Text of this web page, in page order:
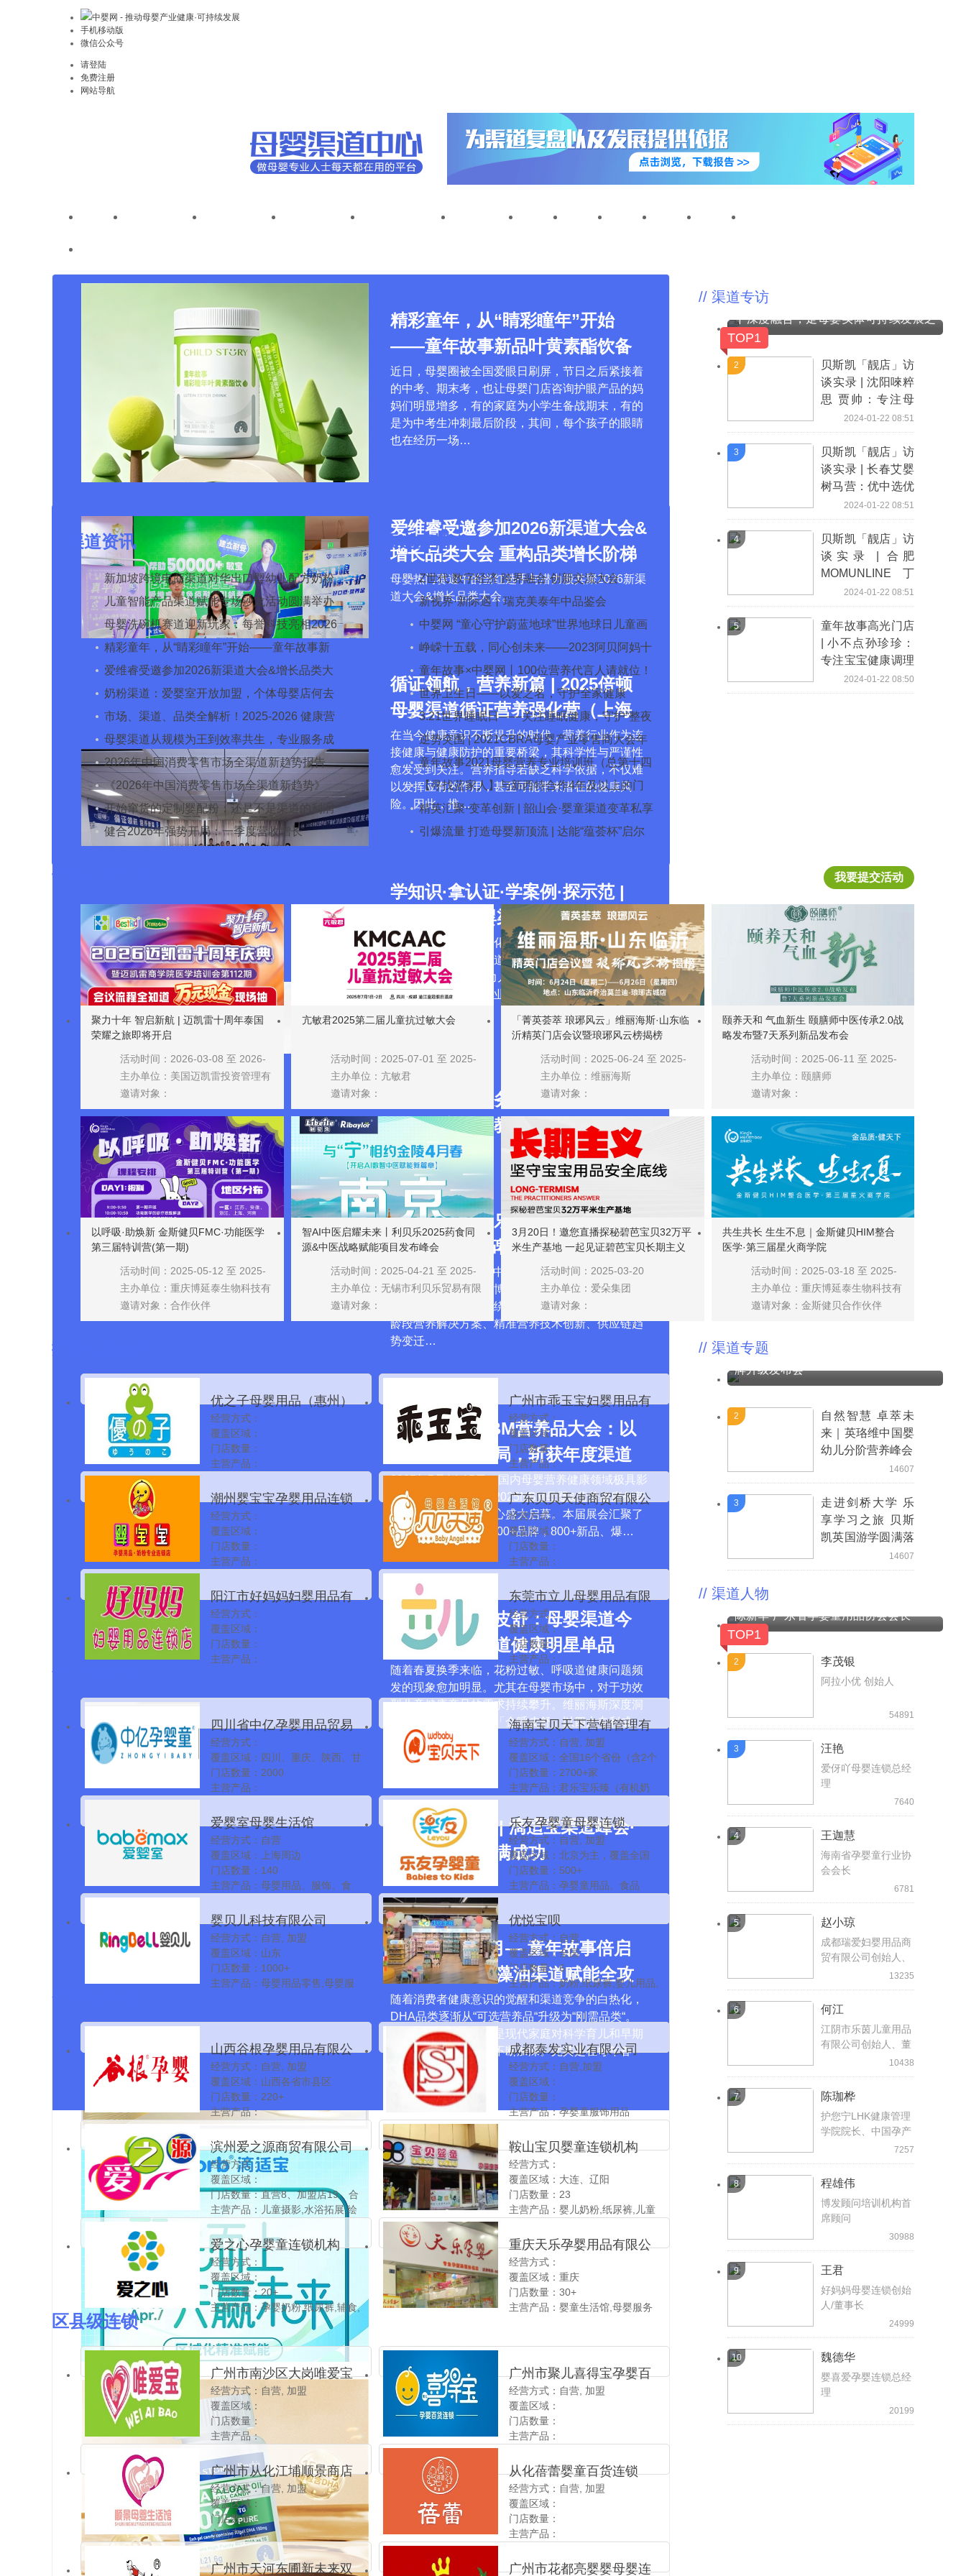
中婴网 - 推动母婴产业健康·可持续发展
手机移动版
微信公众号
请登陆
免费注册
网站导航
首页 全国性连锁 省地级连锁 区县级连锁 进口母婴连锁 母婴单店 资讯 专访 人物 专题 直播
精彩童年，从“睛彩瞳年”开始
——童年故事新品叶黄素酯饮备
受母婴渠道关注
近日，母婴圈被全国爱眼日刷屏，节日之后紧接着
的中考、期末考，也让母婴门店咨询护眼产品的妈
妈们明显增多，有的家庭为小学生备战期末，有的
是为中考生冲刺最后阶段，其间，每个孩子的眼睛
也在经历一场…
爱维睿受邀参加2026新渠道大会&
增长品类大会 重构品类增长阶梯
母婴热门赛道中的当红选手与潜力股共聚2026新渠
道大会&增长品类大会。
循证领航，营养新篇 | 2025倍顿
母婴渠道循证营养强化营（上海
站）圆满收官！
在当今健康意识不断提升的时代，营养行业作为连
接健康与健康防护的重要桥梁，其科学性与严谨性
愈发受到关注。营养指导若缺乏科学依据，不仅难
以发挥应有的作用，甚至可能带来潜在的健康风
险。因此，推…
学知识·拿认证·学案例·探示范 |
2025倍顿母婴渠道循证营养强化
营·上海站
倍顿循证营养学术强化训练营是倍顿循证营养高级
研修班，作为倍顿渠道赋能的重要项目之一，始终
秉持“循证营养，助力儿童健康成长“的理念，致力
于促进渠道伙伴的专业成长，和渠道伙伴共赢合
打造差异化服务壁垒 | 滴适宝渠道
峰会暨宁志伟教授全国巡讲研讨
会·郑州站圆满成功！
双奖加冕！纽乐曼斩获年度产品
力奖&渠道口碑奖，实力亮相第八
届中国营养品大会
2025年5月14日，由中童传媒主办的第八届中国营
养品大会在杭州国际博览中心盛大启幕。此次大会
由中童传媒举办，围绕“新边界“为主题，覆盖全年
龄段营养解决方案、精准营养技术创新、供应链趋
势变迁…
趣谛安首秀NBM营养品大会：以
颜值与实力破局，斩获年度渠道
口碑奖
2025年5月14-15日，国内母婴营养健康领域极具影
响力的行业盛会——2025NBM母婴&营养健康创新
展在杭州国际博览中心盛大启幕。本届展会汇聚了
20+热门细分品类、300+品牌，800+新品、爆…
维丽海斯金呼皮舒：母婴渠道今
夏必选的呼吸道健康明星单品
随着春夏换季来临，花粉过敏、呼吸道健康问题频
发的现象愈加明显。尤其在母婴市场中，对于功效
型儿童健康产品的需求持续攀升。维丽海斯深度洞
察市场痛点，升级版「金呼皮舒」以四大专利成
分、高含量…
共绘增长蓝图 | 滴适宝渠道峰会·
南昌站取得圆满成功
4月DHA爆品月— 童年故事倍启
智高纯度DHA藻油渠道赋能全攻
略
随着消费者健康意识的觉醒和渠道竞争的白热化，
DHA品类逐渐从“可选营养品“升级为“刚需品类“。
这种转变背后反映的是现代家庭对科学育儿和早期
智力开发重视程度的不断加深。尤其是在每年春
季，当…
渠道资讯
新加坡跨境电商渠道对华出口婴幼儿配方奶粉
新增官方健康证书通关要求
儿童智能产品渠道赋能专场沙龙活动圆满举办
母婴洗碗机赛道迎新玩家：每誉科技亮相2026
CBME释放首批渠道红利！
精彩童年，从“睛彩瞳年”开始——童年故事新
品叶黄素酯饮备受母婴渠道关注
爱维睿受邀参加2026新渠道大会&增长品类大
会 重构品类增长阶梯
奶粉渠道：爱婴室开放加盟，个体母婴店何去
何从？
市场、渠道、品类全解析！2025-2026 健康营
养行业品牌渠道发展洞察
母婴渠道从规模为王到效率共生，专业服务成
胜负手
2026年中国消费零售市场全渠道新趋势报告
《2026年中国消费零售市场全渠道新趋势》
开始窜货的定制婴配粉：还是不是渠道的利润
港湾？
健合2026年强势开局：一季度营收增长
渠道直播
Z世代 数字经济 跨界融合 创新交流大会
新视界·新际遇丨瑞克美泰年中品鉴会
中婴网 “童心守护蔚蓝地球”世界地球日儿童画
主题活动
峥嵘十五载，同心创未来——2023阿贝阿妈十
五周年庆典
童年故事×中婴网丨100位营养代言人请就位！
晒营养好物，赢豪华大奖！
世界卫生日——以爱之名，守护全家健康
3.21世界睡眠日——关注睡眠健康，守护“整夜
好眠”
逆势突围 | 2021CBRA母婴产业零售商大会年
会
童年故事2021母婴营养专业培训班（总第十四
期）即将开启
【寻找蓝家人】与新西特合作4年及以上的门
店看过来！！！
精英汇聚·变革创新 | 韶山会·婴童渠道变革私享
会
引爆流量 打造母婴新顶流 | 达能“蕴荟杯”启尔
// 渠道专访
对话谷根孕婴创始人李志恒：将线上线
下深度融合，走母婴实体可持续发展之
路
TOP1
2
贝斯凯「靓店」访
谈实录 | 沈阳唻粹
思 贾帅：专注母
婴健康管理 专业
凝聚家庭信赖
2024-01-22 08:51
3
贝斯凯「靓店」访
谈实录 | 长春艾婴
树马营：优中选优
为年轻父母营造宝
藏阵地
2024-01-22 08:51
4
贝斯凯「靓店」访
谈实录 | 合肥
MOMUNLINE丁
杰：前发力-轻奢
精品 后发力-生活
方式
2024-01-22 08:51
5
童年故事高光门店
| 小不点孙珍珍：
专注宝宝健康调理
营养相乘正当时
2024-01-22 08:50
我要提交活动
母婴品牌活动
聚力十年 智启新航 | 迈凯雷十周年泰国
荣耀之旅即将开启
活动时间：2026-03-08 至 2026-
03-13
主办单位：美国迈凯雷投资管理有
限公司
邀请对象：
亢敏君2025第二届儿童抗过敏大会
活动时间：2025-07-01 至 2025-
07-02
主办单位：亢敏君
邀请对象：
「菁英荟萃 琅琊风云」维丽海斯·山东临
沂精英门店会议暨琅琊风云榜揭榜
活动时间：2025-06-24 至 2025-
06-26
主办单位：维丽海斯
邀请对象：
颐养天和 气血新生 颐膳师中医传承2.0战
略发布暨7天系列新品发布会
活动时间：2025-06-11 至 2025-
06-13
主办单位：颐膳师
邀请对象：
以呼吸·助焕新 金斯健贝FMC·功能医学
第三届特训营(第一期)
活动时间：2025-05-12 至 2025-
05-30
主办单位：重庆博延泰生物科技有
限公司
邀请对象：合作伙伴
智AI中医启耀未来丨利贝乐2025药食同
源&中医战略赋能项目发布峰会
活动时间：2025-04-21 至 2025-
04-24
主办单位：无锡市利贝乐贸易有限
公司
邀请对象：
3月20日！邀您直播探秘碧芭宝贝32万平
米生产基地 一起见证碧芭宝贝长期主义
活动时间：2025-03-20
主办单位：爱朵集团
邀请对象：
共生共长 生生不息｜金斯健贝HIM整合
医学·第三届星火商学院
活动时间：2025-03-18 至 2025-
03-20
主办单位：重庆博延泰生物科技有
限公司（金斯健贝）
邀请对象：金斯健贝合作伙伴
推荐母婴连锁
优之子母婴用品（惠州）
有限公司
经营方式：
覆盖区域：
门店数量：
主营产品：
广州市乖玉宝妇婴用品有
限公司
经营方式：
覆盖区域：
门店数量：
主营产品：
潮州婴宝宝孕婴用品连锁
经营方式：
覆盖区域：
门店数量：
主营产品：
广东贝贝天使商贸有限公
司
经营方式：
覆盖区域：
门店数量：
主营产品：
阳江市好妈妈妇婴用品有
限公司
经营方式：
覆盖区域：
门店数量：
主营产品：
东莞市立儿母婴用品有限
公司
经营方式：
覆盖区域：
门店数量：
主营产品：
全国性连锁
四川省中亿孕婴用品贸易
有限责任公司
经营方式：
覆盖区域：四川、重庆、陕西、甘
肃、西藏、青海、宁夏
门店数量：2000
主营产品：
海南宝贝天下营销管理有
限公司
经营方式：自营, 加盟
覆盖区域：全国16个省份（含2个
直辖市）
门店数量：2700+家
主营产品：君乐宝乐臻（有机奶
（A2奶源）、君乐宝小小鲁班诠维
爱未来、高培1871牧场、澳药袋
鼠蓝蓝、德佑天下联名礼盒
爱婴室母婴生活馆
经营方式：自营
覆盖区域：上海周边
门店数量：140
主营产品：母婴用品、服饰、食
乐友孕婴童母婴连锁
经营方式：自营, 加盟
覆盖区域：北京为主，覆盖全国
门店数量：500+
主营产品：孕婴童用品、食品
婴贝儿科技有限公司
经营方式：自营, 加盟
覆盖区域：山东
门店数量：1000+
主营产品：母婴用品零售,母婴服
优悦宝呗
经营方式：自营
覆盖区域：全国
门店数量：6
主营产品：奶粉,纸尿裤,婴儿用品,
辅食等
省地级连锁
山西谷根孕婴用品有限公
司
经营方式：自营, 加盟
覆盖区域：山西各省市县区
门店数量：220+
主营产品：
成都泰发实业有限公司
经营方式：自营,加盟
覆盖区域：
门店数量：
主营产品：孕婴童服饰用品
滨州爱之源商贸有限公司
经营方式：
覆盖区域：
门店数量：直营8、加盟店19、合
作店120+
主营产品：儿童摄影,水浴拓展,绘
本馆,儿童书店,女性健康护理
鞍山宝贝婴童连锁机构
经营方式：
覆盖区域：大连、辽阳
门店数量：23
主营产品：婴儿奶粉,纸尿裤,儿童
爱之心孕婴童连锁机构
经营方式：
覆盖区域：
门店数量：20+
主营产品：孕婴奶粉,纸尿裤,辅食,
营养品,玩具,孕婴服饰,车床,孕婴用
品,纪念品,游泳洗澡SPA ,产后恢
复，小儿推拿
重庆天乐孕婴用品有限公
司
经营方式：
覆盖区域：重庆
门店数量：30+
主营产品：婴童生活馆,母婴服务
及游泳馆
区县级连锁
广州市南沙区大岗唯爱宝
婴儿用品店/广州南沙唯爱
宝母婴连锁
经营方式：自营, 加盟
覆盖区域：
门店数量：
主营产品：
广州市聚儿喜得宝孕婴百
货连锁
经营方式：自营, 加盟
覆盖区域：
门店数量：
主营产品：
广州市从化江埔顺景商店
（顺景母婴）
经营方式：自营, 加盟
覆盖区域：
门店数量：
主营产品：
从化蓓蕾婴童百货连锁
经营方式：自营, 加盟
覆盖区域：
门店数量：
主营产品：
广州市天河东圃新未来双 广州市花都亮婴婴母婴连
// 渠道专题
秉初心 励新程 熠未来 | 菲洛维战略暨品
牌升级发布会
2
自然智慧 卓萃未
来｜英珞维中国婴
幼儿分阶营养峰会
14607
3
走进剑桥大学 乐
享学习之旅 贝斯
凯英国游学圆满落
14607
// 渠道人物
陈新华-广东省孕婴童用品协会会长
TOP1
2 李茂银
阿拉小优 创始人
54891
3 汪艳
爱伢吖母婴连锁总经
理
7640
4 王迦慧
海南省孕婴童行业协
会会长
6781
5 赵小琼
成都瑞爱妇婴用品商
贸有限公司创始人、
13235
6 何江
江阴市乐茵儿童用品
有限公司创始人、董
10438
7 陈珈桦
护您宁LHK健康管理
学院院长、中国孕产
7257
8 程雄伟
博发顾问培训机构首
席顾问
30988
9 王君
好妈妈母婴连锁创始
人/董事长
24999
10 魏德华
婴喜爱孕婴连锁总经
理
20199